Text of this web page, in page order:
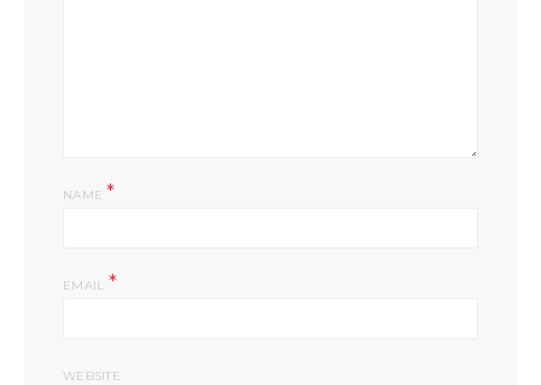
NAME*
EMAIL *
WEBSITE